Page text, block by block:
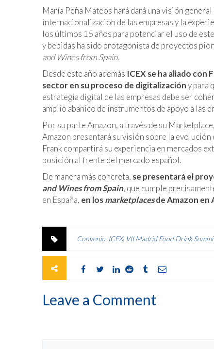
María Peña Mateos hará dará una visión
internacionalización de las empresas y la
los últimos 15 años para potenciar el uso de
y bebidas ha sido protagonista de proyectos
and Wines from Spain.
Desde este año además ICEX se ha aliado con
sector en su proceso de digitalizacióny para
estrategia digital de las empresas debe ser
amplio abanico de instrumentos de apoyo a las
Por su parte Amazon, a través de su Marketplace,
Amazon presentará su visión sobre la
Frank compartirá su experiencia en mercados
posición al frente del mercado español.
De manera más concreta, se presentará el
and Wines from Spain, que cumple
en España, en losmarketplacesde Amazon en
Convenio ICEX, VII Madrid Food Drink
Leave a Comment